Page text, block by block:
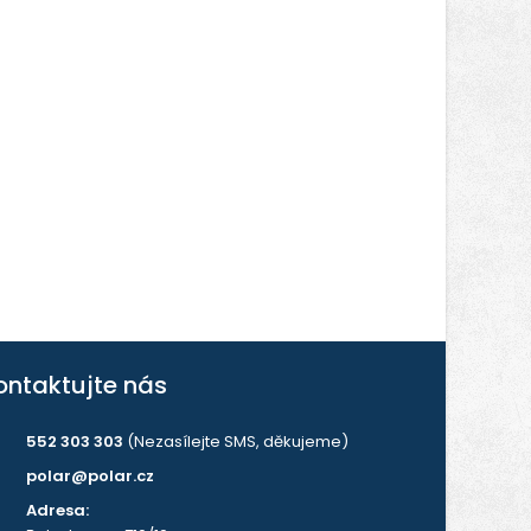
nás
552 303 303 (Nezasílejte SMS, děkujeme)
polar@polar.cz
Adresa: